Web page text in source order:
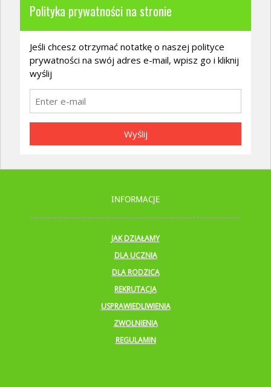
Polityka prywatności na stronie
Jeśli chcesz otrzymać notatkę o naszej polityce
prywatności na swój adres e-mail, wpisz go i kliknij
wyślij
Wyślij
INFORMACJE
JAK DZIAŁAMY
DLA UCZNIA
DLA RODZICA
REKRUTACJA
USPRAWIEDLIWIENIA
ZWOLNIENIA
REGULAMIN